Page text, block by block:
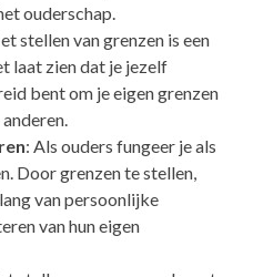
ouderschap.
stellen van grenzen is een
laat zien dat je jezelf
bent om je eigen grenzen
: Als ouders fungeer je als
Door grenzen te stellen,
van persoonlijke
van hun eigen